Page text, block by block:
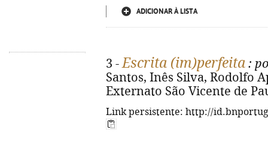
ADICIONAR À LISTA
3 -Escrita (im)perfeita :
Santos, Inês Silva, Rodolfo
Externato São Vicente de
Link persistente: http://